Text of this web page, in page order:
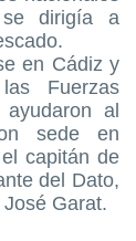
dirigía a
en Cádiz y
Fuerzas
al
sede en
capitán de
del Dato,
Garat.